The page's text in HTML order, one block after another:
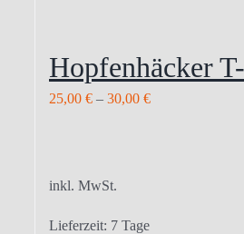
Hopfenhäcker
25,00 € – 30,00 €
inkl. MwSt.
Lieferzeit: 7 Tage